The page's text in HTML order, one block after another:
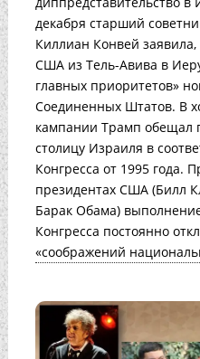
декабря старший
Киллиан Конвей
США из Тель-Авива в
главных приоритетов»
Соединенных Штатов. В
кампании Трамп обещал
столицу Израиля в
Конгресса от 1995 года.
президентах США (Билл
Барак Обама)
Конгресса постоянно
«соображений